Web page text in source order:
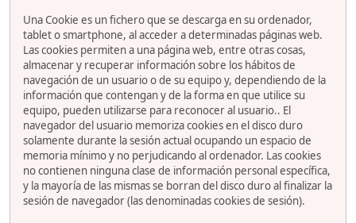
Una Cookie es un fichero que se descarga en su ordenador,
tablet o smartphone, al acceder a determinadas páginas web.
Las cookies permiten a una página web, entre otras cosas,
almacenar y recuperar información sobre los hábitos de
navegación de un usuario o de su equipo y, dependiendo de la
información que contengan y de la forma en que utilice su
equipo, pueden utilizarse para reconocer al usuario.. El
navegador del usuario memoriza cookies en el disco duro
solamente durante la sesión actual ocupando un espacio de
memoria mínimo y no perjudicando al ordenador. Las cookies
no contienen ninguna clase de información personal específica,
y la mayoría de las mismas se borran del disco duro al finalizar la
sesión de navegador (las denominadas cookies de sesión).